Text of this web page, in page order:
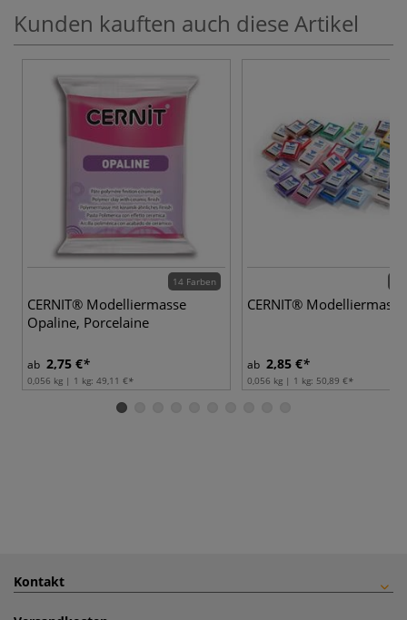
Kunden kauften auch diese Artikel
14 Farben
CERNIT® Modelliermasse
Opaline, Porcelaine
ab 2,75 €
0,056 kg | 1 kg: 49,11 €
CERNIT®
ab 2,85 €
0,056 kg | 1 kg: 50,89 €
Kontakt